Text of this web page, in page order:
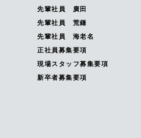
先輩社員 廣田
先輩社員 荒鎌
先輩社員 海老名
正社員募集要項
現場スタッフ募集要項
新卒者募集要項